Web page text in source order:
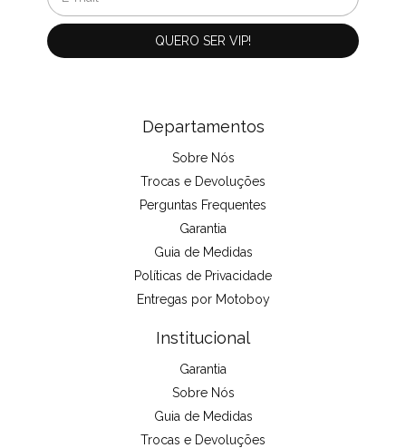
Departamentos
Sobre Nós
Trocas e Devoluções
Perguntas Frequentes
Garantia
Guia de Medidas
Políticas de Privacidade
Entregas por Motoboy
Institucional
Garantia
Sobre Nós
Guia de Medidas
Trocas e Devoluções